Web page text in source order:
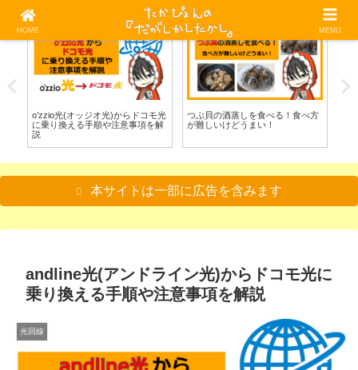
光回線
o’zzio光(オッジオ光)からドコモ光
に乗り換える手順や注意事項を解
説
料理/食べる
つぶ貝の酒蒸しを食べる！食べ方
が難しいけどうまい！
本サイトは一部に広告を含みます
andline光(アンドライン光)からドコモ光に
乗り換える手順や注意事項を解説
光回線
HOME MENU